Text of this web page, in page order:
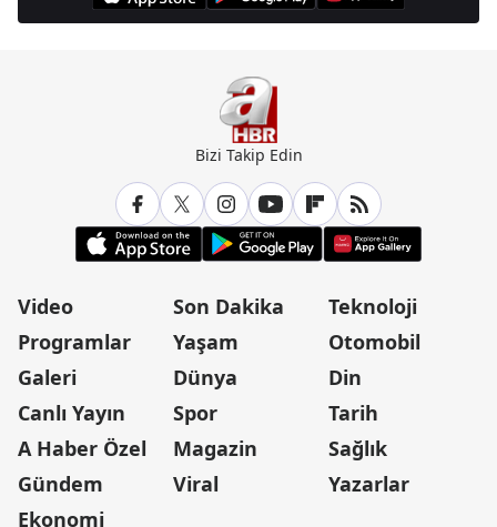
Bizi Takip Edin
Video
Programlar
Galeri
Canlı Yayın
A Haber Özel
Gündem
Ekonomi
Son Dakika
Yaşam
Dünya
Spor
Magazin
Viral
Teknoloji
Otomobil
Din
Tarih
Sağlık
Yazarlar